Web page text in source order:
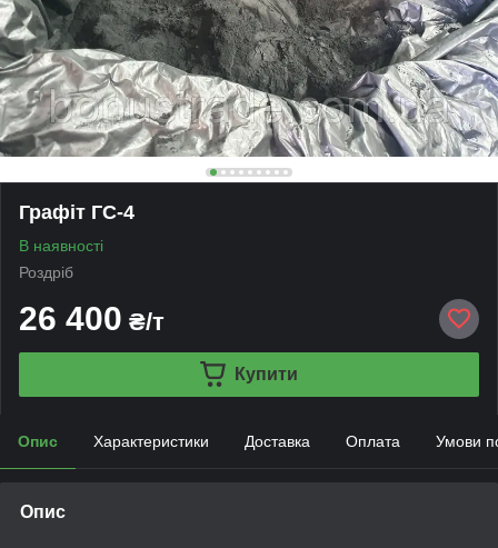
Графіт ГС-4
В наявності
Роздріб
26 400 ₴/т
Купити
Опис Характеристики Доставка Оплата Умови
Опис